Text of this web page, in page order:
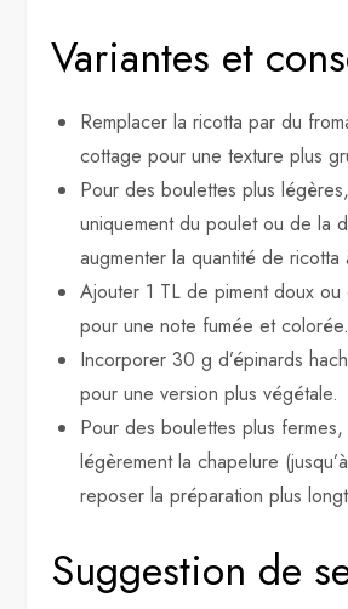
Variantes et
Remplacer la ricotta par du
cottage pour une texture plus
Pour des boulettes plus
uniquement du poulet ou de la
augmenter la quantité de ricotta
Ajouter 1 TL de piment doux
pour une note fumée et colorée.
Incorporer 30 g d’épinards
pour une version plus végétale.
Pour des boulettes plus
légèrement la chapelure
reposer la préparation plus
Suggestion de